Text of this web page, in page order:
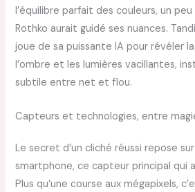
l’équilibre parfait des couleurs, un
Rothko aurait guidé ses nuances.
joue de sa puissante IA pour révéler
l’ombre et les lumières vacillantes,
subtile entre net et flou.
Capteurs et technologies, entre
Le secret d’un cliché réussi repose
smartphone, ce capteur principal qui
Plus qu’une course aux mégapixels,